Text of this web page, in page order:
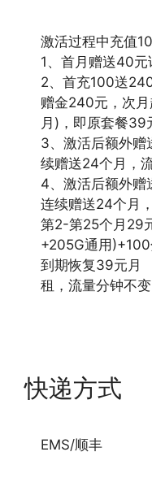
激活过程中充值
1、首月赠送40元
2、首充100送
赠金240元，次
月)，即原套餐39
3、激活后额外
续赠送24个月，
4、激活后额外赠
连续赠送24个月
第2-第25个月29
+205G通用
到期恢复39元月
租，流量分钟不变
快递方式
EMS/顺丰